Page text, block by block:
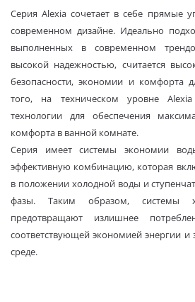
Серия Alexia сочетает в себе прямые
современном дизайне. Идеально
выполненных в современном
высокой надежностью, считается
безопасности, экономии и комфорта
того, на техническом уровне
технологии для обеспечения
комфорта в ванной комнате.
Серия имеет системы экономии
эффективную комбинацию, которая
в положении холодной воды и
фазы. Таким образом, системы
предотвращают излишнее
соответствующей экономией энергии
среде.